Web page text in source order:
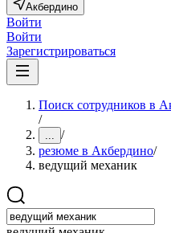
Акбердино
Войти
Войти
Зарегистрироваться
Поиск сотрудников в
/
... /
резюме в Акбердино/
ведущий механик